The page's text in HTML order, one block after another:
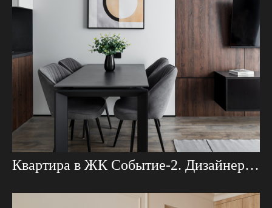
Квартира в ЖК Событие-2. Дизайнер Наталия Нестерова